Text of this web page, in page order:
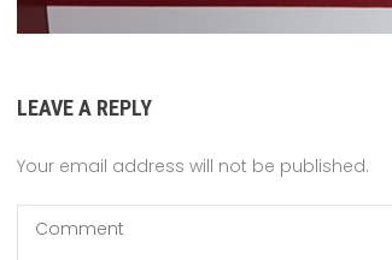
LEAVE A REPLY
Your email address will not be published.